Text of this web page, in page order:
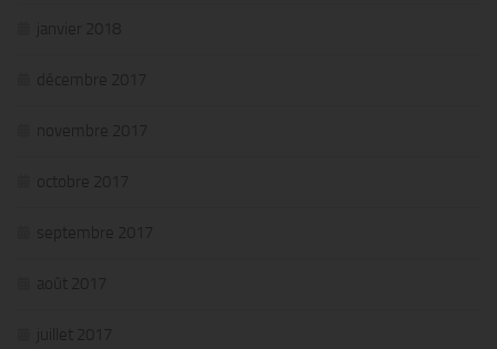
janvier 2018
décembre 2017
novembre 2017
octobre 2017
septembre 2017
août 2017
juillet 2017